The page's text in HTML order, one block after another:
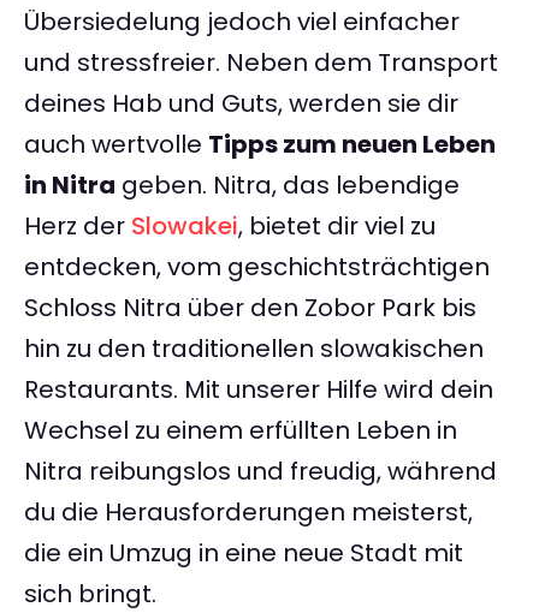
Übersiedelung jedoch viel einfacher
und stressfreier. Neben dem Transport
deines Hab und Guts, werden sie dir
auch wertvolle Tipps zum neuen Leben
in Nitra geben. Nitra, das lebendige
Herz der Slowakei, bietet dir viel zu
entdecken, vom geschichtsträchtigen
Schloss Nitra über den Zobor Park bis
hin zu den traditionellen slowakischen
Restaurants. Mit unserer Hilfe wird dein
Wechsel zu einem erfüllten Leben in
Nitra reibungslos und freudig, während
du die Herausforderungen meisterst,
die ein Umzug in eine neue Stadt mit
sich bringt.